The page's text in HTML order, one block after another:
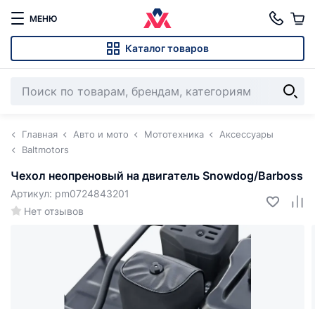
МЕНЮ
Каталог товаров
Главная Авто и мото Мототехника
Аксессуары
Baltmotors
Чехол неопреновый на двигатель Snowdog/Barboss
Нет отзывов
Артикул: pm0724843201